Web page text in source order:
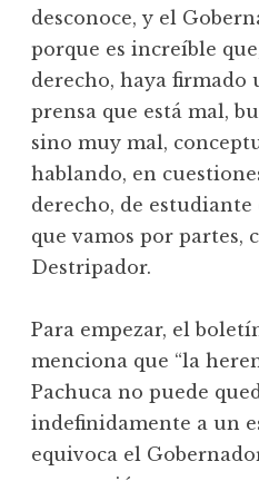
desconoce, y el
porque es increíble
derecho, haya firmado
prensa que está mal,
sino muy mal,
hablando, en
derecho, de
que vamos por partes,
Destripador.
Para empezar, el
menciona que “la
Pachuca no puede
indefinidamente a un
equivoca el